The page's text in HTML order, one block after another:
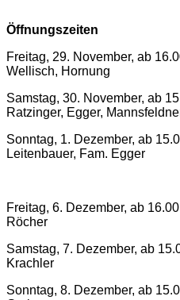
Öffnungszeiten
Freitag, 29. November, ab
Wellisch, Hornung
Samstag, 30. November, ab
Ratzinger, Egger,
Sonntag, 1. Dezember, ab
Leitenbauer, Fam. Egger
Freitag, 6. Dezember, ab
Röcher
Samstag, 7. Dezember, ab
Krachler
Sonntag, 8. Dezember, ab